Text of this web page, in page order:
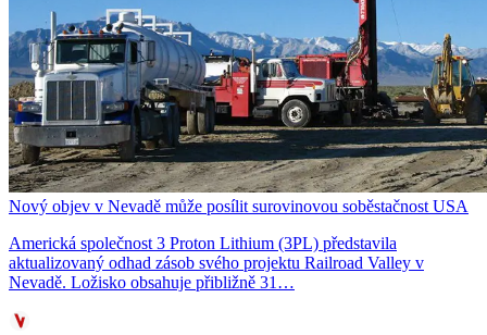
Nový objev v Nevadě může posílit surovinovou soběstačnost USA
Americká společnost 3 Proton Lithium (3PL) představila
aktualizovaný odhad zásob svého projektu Railroad Valley v
Nevadě. Ložisko obsahuje přibližně 31…